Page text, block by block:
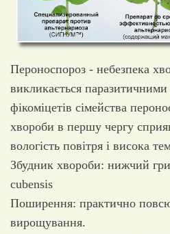
Пероноспороз - небезпека
викликається
фікоміцетів сімейства
хвороби в першу чергу
вологість повітря і висока
Збудник хвороби: нижчий
cubensis
Поширення: практично
вирощування.